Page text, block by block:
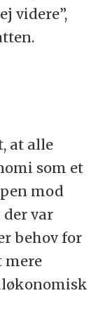
videre”,
at alle
som et
mod
var
behov for
mere